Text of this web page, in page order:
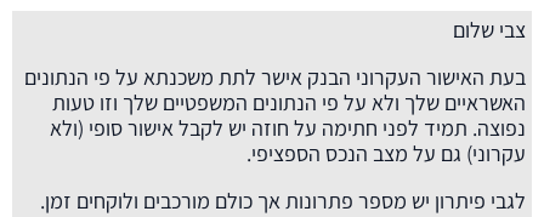
צבי שלום
בעת האישור העקרוני הבנק אישר לתת משכנתא על פי הנתונים
האשראיים שלך ולא על פי הנתונים המשפטיים שלך וזו טעות
נפוצה. תמיד לפני חתימה על חוזה יש לקבל אישור סופי (ולא
עקרוני) גם על מצב הנכס הספציפי.
לגבי פיתרון יש מספר פתרונות אך כולם מורכבים ולוקחים זמן.